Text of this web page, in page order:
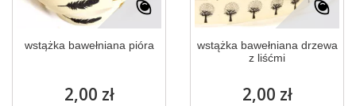
wstążka bawełniana pióra
2,00 zł
wstążka bawełniana drzewa
z liśćmi
2,00 zł